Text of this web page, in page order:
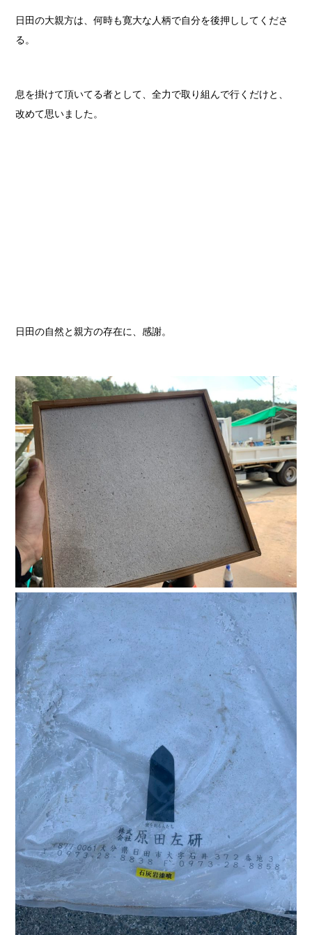
日田の大親方は、何時も寛大な人柄で自分を後押ししてくださ
る。
息を掛けて頂いてる者として、全力で取り組んで行くだけと、
改めて思いました。
日田の自然と親方の存在に、感謝。